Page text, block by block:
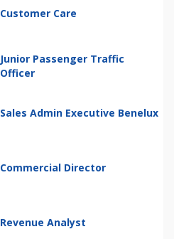
Customer Care
Junior Passenger Traffic
Officer
Sales Admin Executive Benelux
Commercial Director
Revenue Analyst